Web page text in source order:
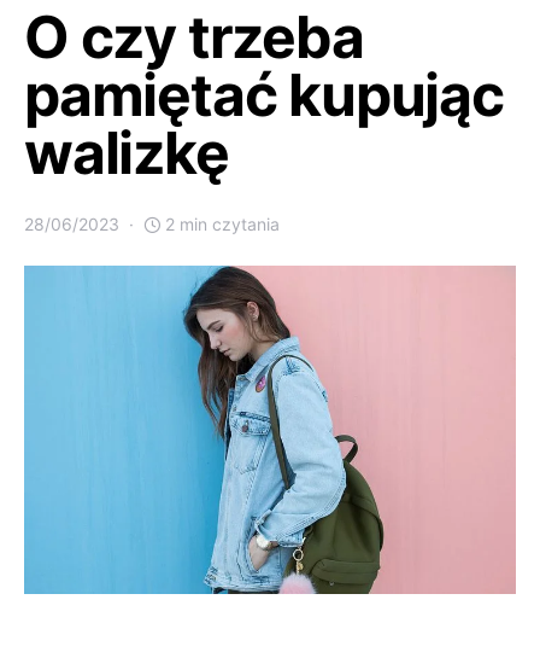
O czy trzeba
pamiętać kupując
walizkę
28/06/2023 2 min czytania